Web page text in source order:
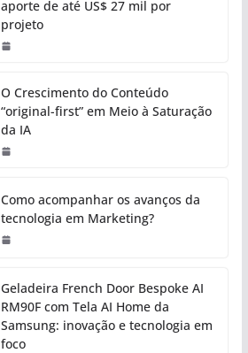
aporte de até US$ 27 mil por
projeto
O Crescimento do Conteúdo
“original-first” em Meio à Saturação
da IA
Como acompanhar os avanços da
tecnologia em Marketing?
Geladeira French Door Bespoke AI
RM90F com Tela AI Home da
Samsung: inovação e tecnologia em
foco